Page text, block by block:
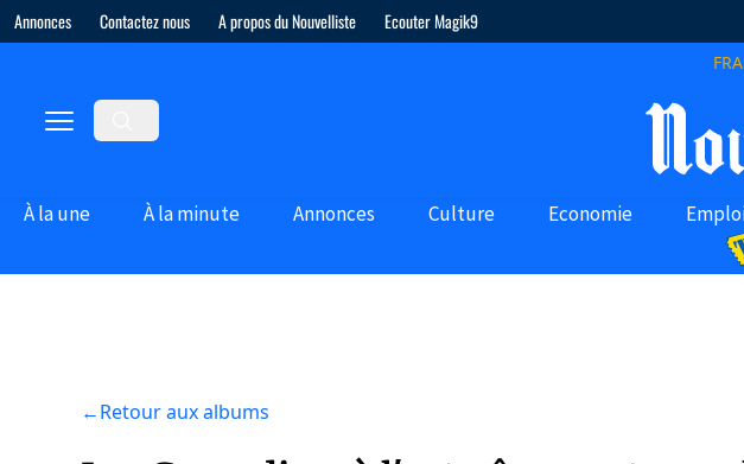
Annonces Contactez nous A propos du Nouvelliste Ecouter Magik9
À la une À la minute Annonces Culture Economie
←Retour aux albums